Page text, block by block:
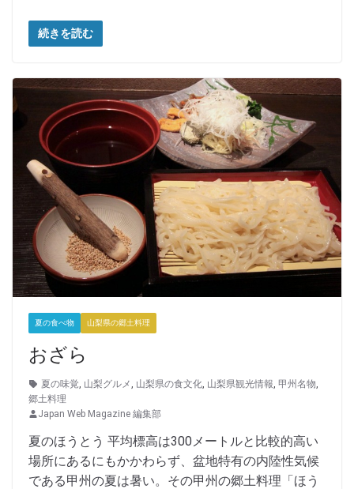
続きを読む
夏の食べ物 山梨県の郷土料理
おざら
夏の味覚, 山梨グルメ, 山梨県の食文化, 山梨県観光情報, 甲州名物,
郷土料理
Japan Web Magazine 編集部
夏のほうとう 平均標高は300メートルと比較的高い
場所にあるにもかかわらず、盆地特有の内陸性気候
である甲州の夏は暑い。その甲州の郷土料理「ほう